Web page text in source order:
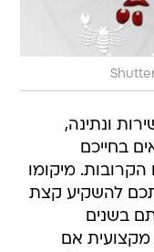
ונתינה,
בחייכם
פלוטו ב 16 השנים הקרובות. מיקומו
להשקיע קצת
בשנים
מקצועית אם